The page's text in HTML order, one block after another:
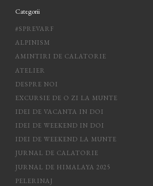
Categorii
#SPREVARF
ALPINISM
AMINTIRI DE CALATORIE
ATELIER
DESPRE NOI
EXCURSIE DE O ZI LA MUNTE
IDEI DE VACANTA IN DOI
IDEI DE WEEKEND IN DOI
IDEI DE WEEKEND LA MUNTE
JURNAL DE CALATORIE
JURNAL DE HIMALAYA 2025
PELERINAJ